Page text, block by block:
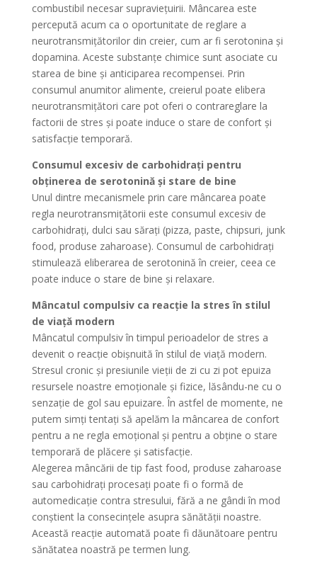
combustibil necesar supraviețuirii. Mâncarea este
percepută acum ca o oportunitate de reglare a
neurotransmițătorilor din creier, cum ar fi serotonina și
dopamina. Aceste substanțe chimice sunt asociate cu
starea de bine și anticiparea recompensei. Prin
consumul anumitor alimente, creierul poate elibera
neurotransmițători care pot oferi o contrareglare la
factorii de stres și poate induce o stare de confort și
satisfacție temporară.
Consumul excesiv de carbohidrați pentru
obținerea de serotonină și stare de bine
Unul dintre mecanismele prin care mâncarea poate
regla neurotransmițătorii este consumul excesiv de
carbohidrați, dulci sau sărați (pizza, paste, chipsuri, junk
food, produse zaharoase). Consumul de carbohidrați
stimulează eliberarea de serotonină în creier, ceea ce
poate induce o stare de bine și relaxare.
Mâncatul compulsiv ca reacție la stres în stilul
de viață modern
Mâncatul compulsiv în timpul perioadelor de stres a
devenit o reacție obișnuită în stilul de viață modern.
Stresul cronic și presiunile vieții de zi cu zi pot epuiza
resursele noastre emoționale și fizice, lăsându-ne cu o
senzație de gol sau epuizare. În astfel de momente, ne
putem simți tentați să apelăm la mâncarea de confort
pentru a ne regla emoțional și pentru a obține o stare
temporară de plăcere și satisfacție.
Alegerea mâncării de tip fast food, produse zaharoase
sau carbohidrați procesați poate fi o formă de
automedicație contra stresului, fără a ne gândi în mod
conștient la consecințele asupra sănătății noastre.
Această reacție automată poate fi dăunătoare pentru
sănătatea noastră pe termen lung.